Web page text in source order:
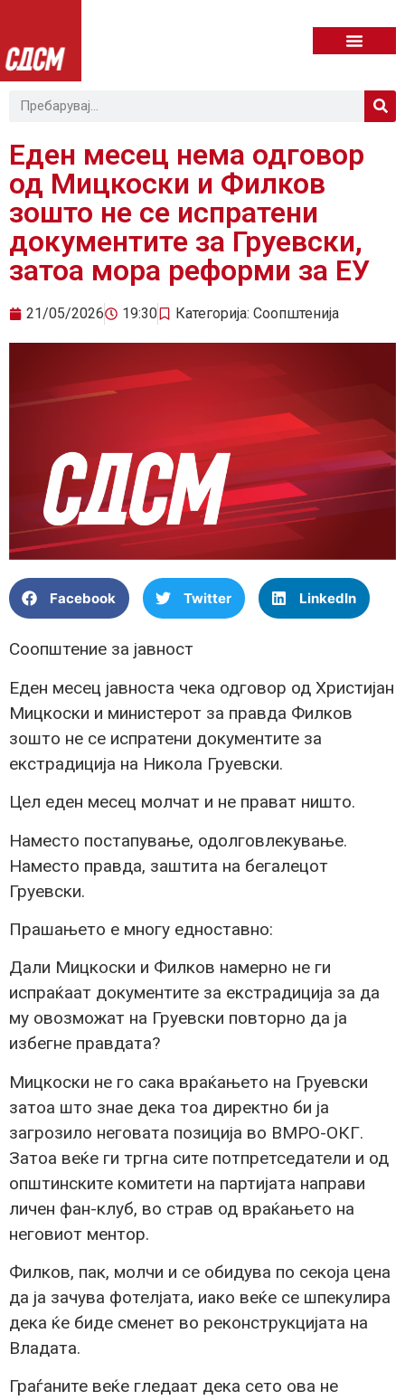
Еден месец нема одговор
од Мицкоски и Филков
зошто не се испратени
документите за Груевски,
затоа мора реформи за ЕУ
21/05/2026 19:30 Категорија: Соопштенија
Facebook Twitter LinkedIn
Соопштение за јавност
Еден месец јавноста чека одговор од Христијан
Мицкоски и министерот за правда Филков
зошто не се испратени документите за
екстрадиција на Никола Груевски.
Цел еден месец молчат и не прават ништо.
Наместо постапување, одолговлекување.
Наместо правда, заштита на бегалецот
Груевски.
Прашањето е многу едноставно:
Дали Мицкоски и Филков намерно не ги
испраќаат документите за екстрадиција за да
му овозможат на Груевски повторно да ја
избегне правдата?
Мицкоски не го сака враќањето на Груевски
затоа што знае дека тоа директно би ја
загрозило неговата позиција во ВМРО-ОКГ.
Затоа веќе ги тргна сите потпретседатели и од
општинските комитети на партијата направи
личен фан-клуб, во страв од враќањето на
неговиот ментор.
Филков, пак, молчи и се обидува по секоја цена
да ја зачува фотелјата, иако веќе се шпекулира
дека ќе биде сменет во реконструкцијата на
Владата.
Граѓаните веќе гледаат дека сето ова не